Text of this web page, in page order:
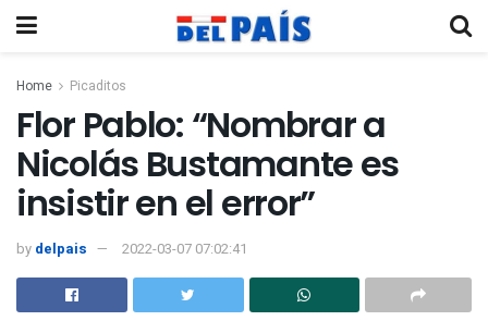
Home Picaditos
Flor Pablo: “Nombrar a
Nicolás Bustamante es
insistir en el error”
by delpais 2022-03-07 07:02:41